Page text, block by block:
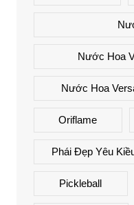
Nước Hoa
Nước Hoa
Oriflame
Phái Đẹp Yêu
Pickleball